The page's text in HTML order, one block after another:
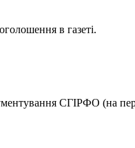
в газеті.
СГІРФО (на